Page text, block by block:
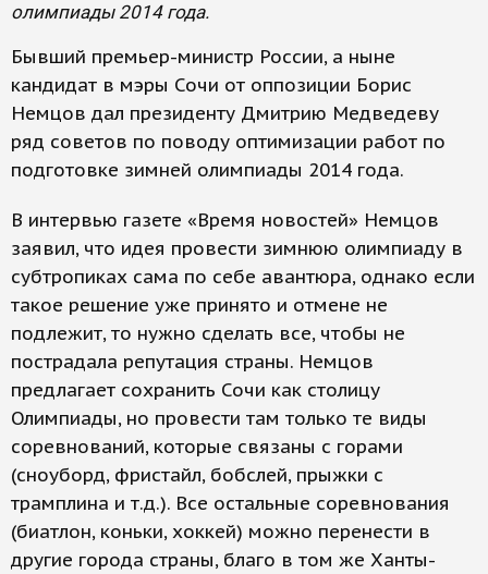
олимпиады 2014 года.
Бывший премьер-министр России, а ныне
кандидат в мэры Сочи от оппозиции Борис
Немцов дал президенту Дмитрию Медведеву
ряд советов по поводу оптимизации работ по
подготовке зимней олимпиады 2014 года.
В интервью газете «Время новостей» Немцов
заявил, что идея провести зимнюю олимпиаду в
субтропиках сама по себе авантюра, однако если
такое решение уже принято и отмене не
подлежит, то нужно сделать все, чтобы не
пострадала репутация страны. Немцов
предлагает сохранить Сочи как столицу
Олимпиады, но провести там только те виды
соревнований, которые связаны с горами
(сноуборд, фристайл, бобслей, прыжки с
трамплина и т.д.). Все остальные соревнования
(биатлон, коньки, хоккей) можно перенести в
другие города страны, благо в том же Ханты-